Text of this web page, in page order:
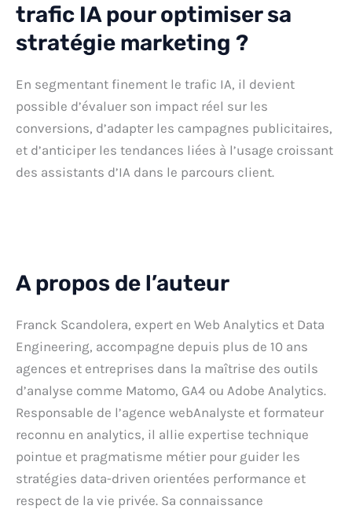
trafic IA pour optimiser sa
stratégie marketing ?
En segmentant finement le trafic IA, il devient
possible d’évaluer son impact réel sur les
conversions, d’adapter les campagnes publicitaires,
et d’anticiper les tendances liées à l’usage croissant
des assistants d’IA dans le parcours client.
A propos de l’auteur
Franck Scandolera, expert en Web Analytics et Data
Engineering, accompagne depuis plus de 10 ans
agences et entreprises dans la maîtrise des outils
d’analyse comme Matomo, GA4 ou Adobe Analytics.
Responsable de l’agence webAnalyste et formateur
reconnu en analytics, il allie expertise technique
pointue et pragmatisme métier pour guider les
stratégies data-driven orientées performance et
respect de la vie privée. Sa connaissance